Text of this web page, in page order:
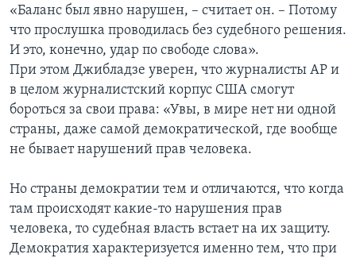
«Баланс был явно нарушен, – считает он. – Потому
что прослушка проводилась без судебного решения.
И это, конечно, удар по свободе слова».
При этом Джибладзе уверен, что журналисты АР и
в целом журналистский корпус США смогут
бороться за свои права: «Увы, в мире нет ни одной
страны, даже самой демократической, где вообще
не бывает нарушений прав человека.
Но страны демократии тем и отличаются, что когда
там происходят какие-то нарушения прав
человека, то судебная власть встает на их защиту.
Демократия характеризуется именно тем, что при